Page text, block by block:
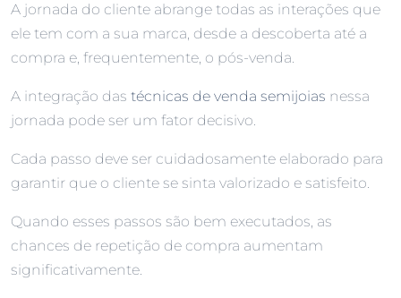
A jornada do cliente abrange todas as interações que
ele tem com a sua marca, desde a descoberta até a
compra e, frequentemente, o pós-venda.
A integração das técnicas de venda semijoias nessa
jornada pode ser um fator decisivo.
Cada passo deve ser cuidadosamente elaborado para
garantir que o cliente se sinta valorizado e satisfeito.
Quando esses passos são bem executados, as
chances de repetição de compra aumentam
significativamente.